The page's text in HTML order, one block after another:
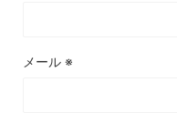
メール ※